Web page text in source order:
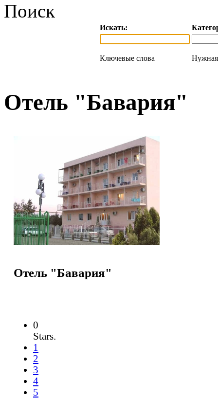
Поиск
Искать:
Ключевые слова Нужная
Отель "Бавария"
Отель "Бавария"
0
Stars.
1
2
3
4
5